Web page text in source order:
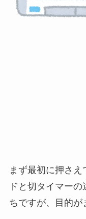
まず最初に押さ
ドと切タイマー
ちですが、目的が